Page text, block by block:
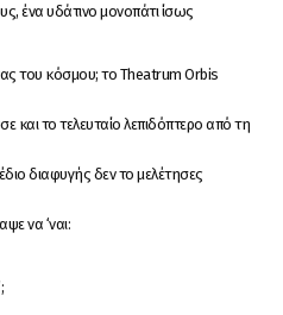
ένα υδάτινο μονοπάτι ίσως
του κόσμου; το Theatrum Orbis
και το τελευταίο λεπιδόπτερο από τη
διαφυγής δεν το μελέτησες
να ‘ναι: